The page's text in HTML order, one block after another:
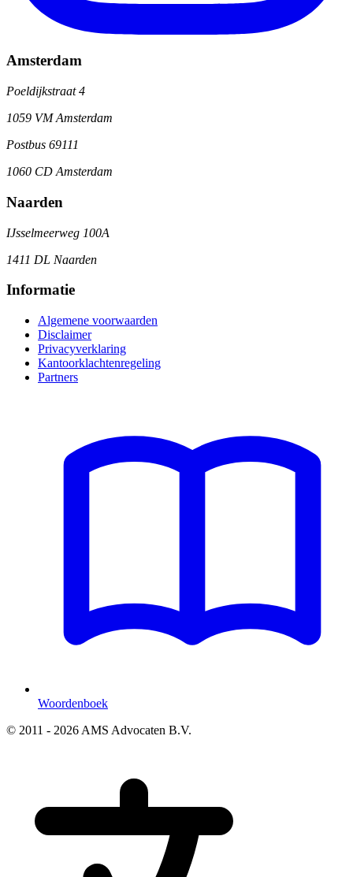
Amsterdam
Poeldijkstraat 4
1059 VM Amsterdam
Postbus 69111
1060 CD Amsterdam
Naarden
IJsselmeerweg 100A
1411 DL Naarden
Informatie
Algemene voorwaarden
Disclaimer
Privacyverklaring
Kantoorklachtenregeling
Partners
Woordenboek
© 2011 - 2026 AMS Advocaten B.V.